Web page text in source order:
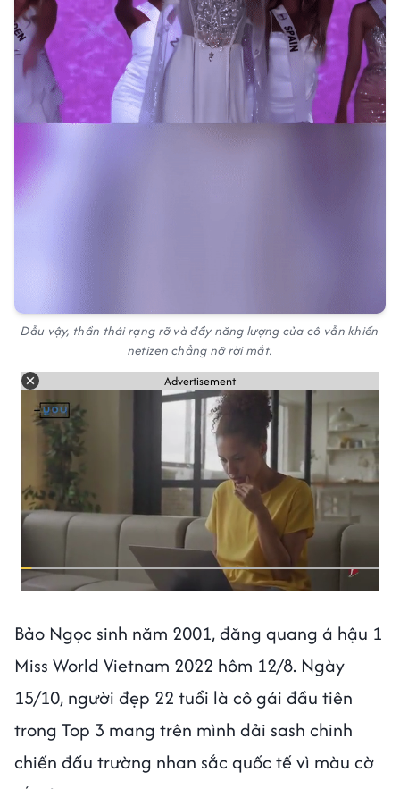
Dẫu vậy, thần thái rạng rỡ và đầy năng lượng của cô vẫn khiến
netizen chẳng nỡ rời mắt.
Advertisement
Bảo Ngọc sinh năm 2001, đăng quang á hậu 1
Miss World Vietnam 2022 hôm 12/8. Ngày
15/10, người đẹp 22 tuổi là cô gái đầu tiên
trong Top 3 mang trên mình dải sash chinh
chiến đấu trường nhan sắc quốc tế vì màu cờ